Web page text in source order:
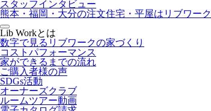
スタッフインタビュー
熊本・福岡・大分の注文住宅・平屋はリブワーク
Lib Workとは
数字で見るリブワークの家づくり
コストパフォーマンス
家ができるまでの流れ
ご購入者様の声
SDGs活動
オーナーズクラブ
ルームツアー動画